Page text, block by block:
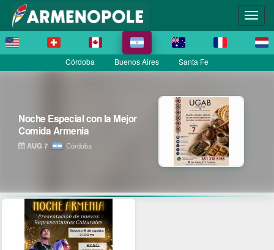
Córdoba Buenos Aires Santa Fe
Noche Especial con la Mejor
Comida Armenia
AUG 7 Córdoba